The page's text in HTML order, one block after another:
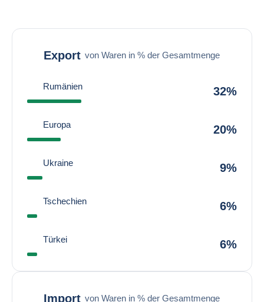
Export von Waren in % der Gesamtmenge
Rumänien 32%
Europa 20%
Ukraine 9%
Tschechien 6%
Türkei 6%
Import von Waren in % der Gesamtmenge